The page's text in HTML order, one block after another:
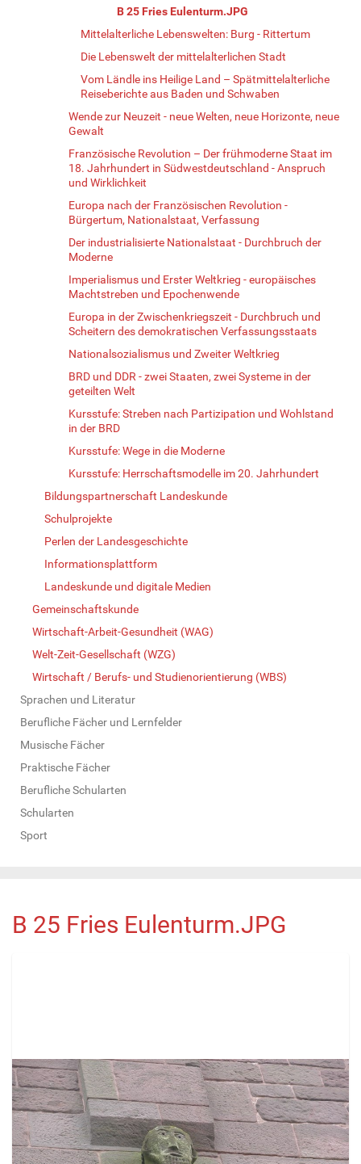
B 25 Fries Eulenturm.JPG
Mittelalterliche Lebenswelten: Burg - Rittertum
Die Lebenswelt der mittelalterlichen Stadt
Vom Ländle ins Heilige Land – Spätmittelalterliche
Reiseberichte aus Baden und Schwaben
Wende zur Neuzeit - neue Welten, neue Horizonte, neue
Gewalt
Französische Revolution – Der frühmoderne Staat im
18. Jahrhundert in Südwestdeutschland - Anspruch
und Wirklichkeit
Europa nach der Französischen Revolution -
Bürgertum, Nationalstaat, Verfassung
Der industrialisierte Nationalstaat - Durchbruch der
Moderne
Imperialismus und Erster Weltkrieg - europäisches
Machtstreben und Epochenwende
Europa in der Zwischenkriegszeit - Durchbruch und
Scheitern des demokratischen Verfassungsstaats
Nationalsozialismus und Zweiter Weltkrieg
BRD und DDR - zwei Staaten, zwei Systeme in der
geteilten Welt
Kursstufe: Streben nach Partizipation und Wohlstand
in der BRD
Kursstufe: Wege in die Moderne
Kursstufe: Herrschaftsmodelle im 20. Jahrhundert
Bildungspartnerschaft Landeskunde
Schulprojekte
Perlen der Landesgeschichte
Informationsplattform
Landeskunde und digitale Medien
Gemeinschaftskunde
Wirtschaft-Arbeit-Gesundheit (WAG)
Welt-Zeit-Gesellschaft (WZG)
Wirtschaft / Berufs- und Studienorientierung (WBS)
Sprachen und Literatur
Berufliche Fächer und Lernfelder
Musische Fächer
Praktische Fächer
Berufliche Schularten
Schularten
Sport
B 25 Fries Eulenturm.JPG